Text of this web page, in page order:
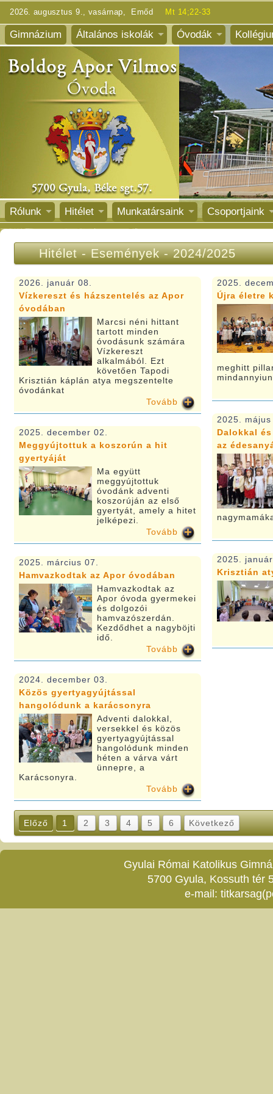
2026. augusztus 9., vasárnap, Emőd Mt 14;22-33
Gimnázium Általános iskolák Óvodák
Rólunk Hitélet Munkatársaink Csoportjaink
Hitélet-Események-2024/2025
2026. január 08.
Vízkereszt és házszentelés az Apor
óvodában
Marcsi néni hittant
tartott minden
óvodásunk számára
Vízkereszt
alkalmából. Ezt
követően Tapodi
Krisztián káplán atya megszentelte
óvodánkat
Tovább
2025. december 02.
Meggyújtottuk a koszorún a hit
gyertyáját
Ma együtt
meggyújtottuk
óvodánk adventi
koszorúján az első
gyertyát, amely a hitet
jelképezi.
Tovább
2025. március 07.
Hamvazkodtak az Apor óvodában
Hamvazkodtak az
Apor óvoda gyermekei
és dolgozói
hamvazószerdán.
Kezdődhet a nagyböjti
idő.
Tovább
2024. december 03.
Közös gyertyagyújtással
hangolódunk a karácsonyra
Adventi dalokkal,
versekkel és közös
gyertyagyújtással
hangolódunk minden
héten a várva várt
ünnepre, a
Karácsonyra.
Tovább
2025.
Újra életre
meghitt
2025.
Dalokkal
az
2025.
Krisztián
Előző 1 2 3 4 5 6 Következő
Gyulai Római Katolikus
5700 Gyula, Kossuth tér
e-mail: